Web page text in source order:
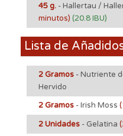
45 g. - Hallertau /
minutos) (20.8 IBU)
Lista de
2 Gramos - Nutriente
Hervido
2 Gramos - Irish Moss
2 Unidades - Gelatina